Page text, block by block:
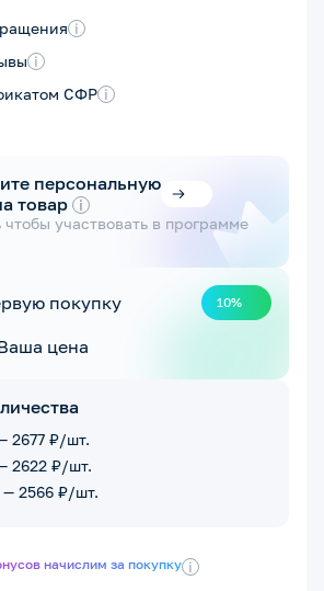
i
i
СФР i
персональную
товар i
чтобы участвовать в программе
покупку 10%
цена
2677 ₽/шт.
2622 ₽/шт.
— 2566 ₽/шт.
начислим за покупку i